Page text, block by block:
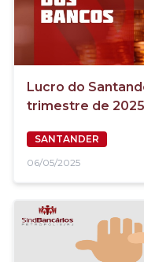
Lucro do
trimestre de 2025
SANTANDER
06/05/2025